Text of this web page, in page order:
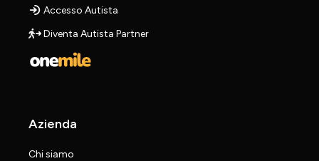
Accesso Autista
Diventa Autista Partner
Azienda
Chi siamo